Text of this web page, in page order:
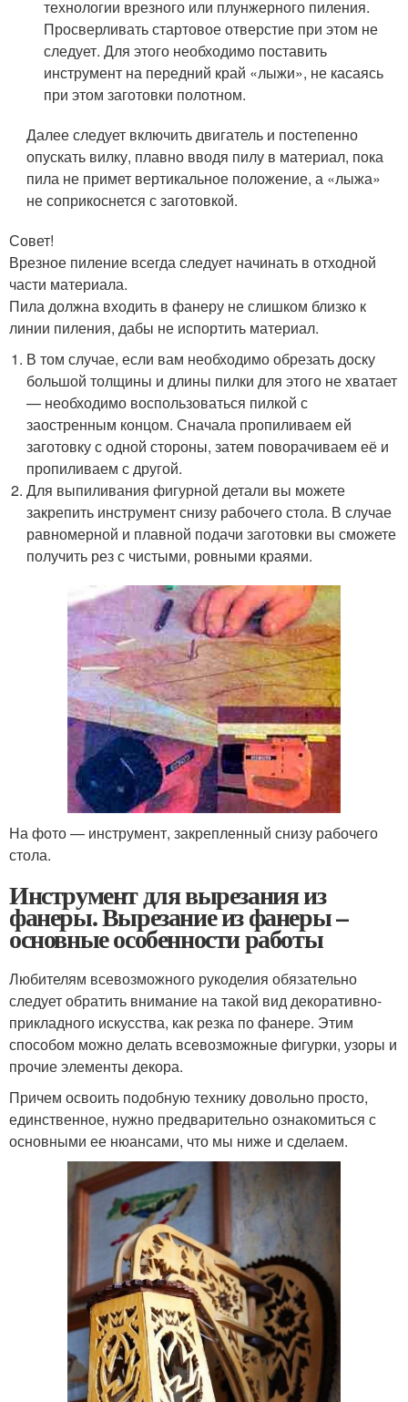
технологии врезного или плунжерного пиления.
Просверливать стартовое отверстие при этом не
следует. Для этого необходимо поставить
инструмент на передний край «лыжи», не касаясь
при этом заготовки полотном.
Далее следует включить двигатель и постепенно
опускать вилку, плавно вводя пилу в материал, пока
пила не примет вертикальное положение, а «лыжа»
не соприкоснется с заготовкой.
Совет!
Врезное пиление всегда следует начинать в отходной
части материала.
Пила должна входить в фанеру не слишком близко к
линии пиления, дабы не испортить материал.
В том случае, если вам необходимо обрезать доску
большой толщины и длины пилки для этого не хватает
— необходимо воспользоваться пилкой с
заостренным концом. Сначала пропиливаем ей
заготовку с одной стороны, затем поворачиваем её и
пропиливаем с другой.
Для выпиливания фигурной детали вы можете
закрепить инструмент снизу рабочего стола. В случае
равномерной и плавной подачи заготовки вы сможете
получить рез с чистыми, ровными краями.
На фото — инструмент, закрепленный снизу рабочего
стола.
Инструмент для вырезания из
фанеры. Вырезание из фанеры –
основные особенности работы
Любителям всевозможного рукоделия обязательно
следует обратить внимание на такой вид декоративно-
прикладного искусства, как резка по фанере. Этим
способом можно делать всевозможные фигурки, узоры и
прочие элементы декора.
Причем освоить подобную технику довольно просто,
единственное, нужно предварительно ознакомиться с
основными ее нюансами, что мы ниже и сделаем.